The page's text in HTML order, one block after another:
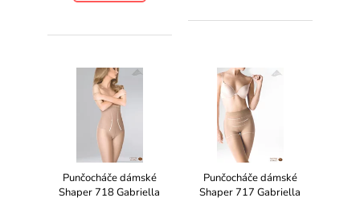
Punčocháče dámské
Shaper 718 Gabriella
Punčocháče dámské
Shaper 717 Gabriella